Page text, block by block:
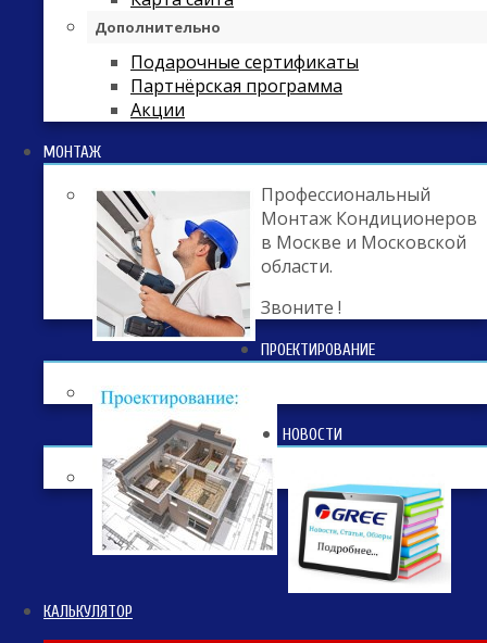
Дополнительно
Подарочные сертификаты
Партнёрская программа
Акции
МОНТАЖ
Профессиональный
Монтаж Кондиционеров
в Москве и Московской
области.
Звоните !
ПРОЕКТИРОВАНИЕ
НОВОСТИ
КАЛЬКУЛЯТОР